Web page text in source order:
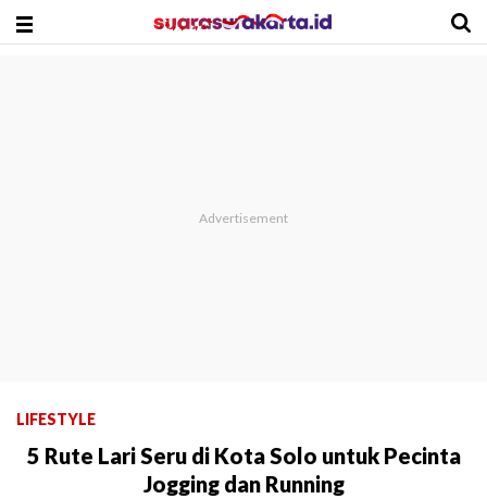
LIFESTYLE
5 Rute Lari Seru di Kota Solo untuk Pecinta
Jogging dan Running